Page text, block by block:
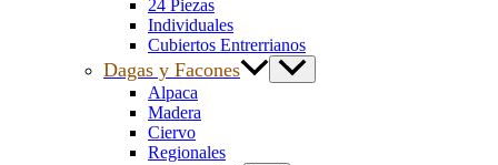
24 Piezas
Individuales
Cubiertos Entrerrianos
Dagas y Facones
Alpaca
Madera
Ciervo
Regionales